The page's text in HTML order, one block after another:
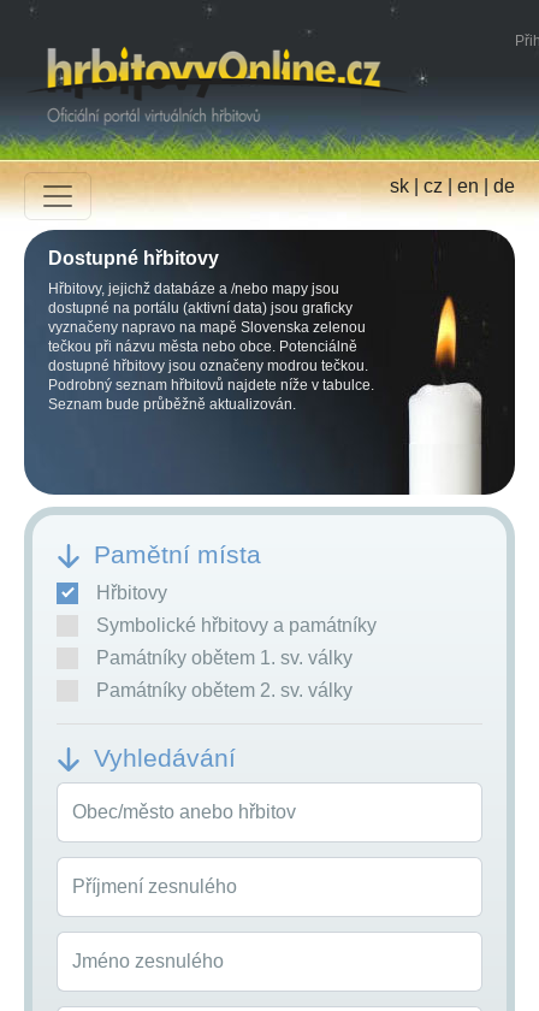
sk|cz|en|de
Dostupné hřbitovy
Hřbitovy, jejichž databáze a /nebo mapy jsou
dostupné na portálu (aktivní data) jsou graficky
vyznačeny napravo na mapě Slovenska zelenou
tečkou při názvu města nebo obce. Potenciálně
dostupné hřbitovy jsou označeny modrou tečkou.
Podrobný seznam hřbitovů najdete níže v tabulce.
Seznam bude průběžně aktualizován.
Pamětní místa
Hřbitovy
Symbolické hřbitovy a památníky
Památníky obětem 1. sv. války
Památníky obětem 2. sv. války
Vyhledávání
Obec/město anebo hřbitov
Příjmení zesnulého
Jméno zesnulého